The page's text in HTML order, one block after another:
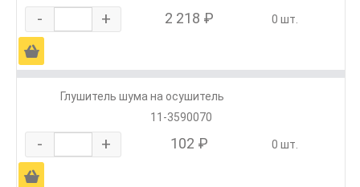
- + 2 218 ₽ 0 шт.
Ä
Глушитель шума на осушитель
11-3590070
- + 102 ₽ 0 шт.
Ä